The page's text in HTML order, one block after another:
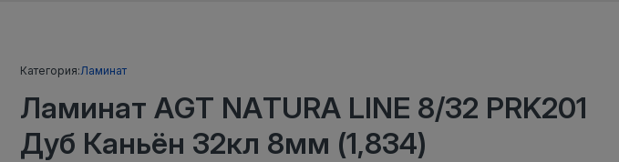
Категория:Ламинат
Ламинат AGT NATURA LINE 8/32 PRK201
Дуб Каньён 32кл 8мм (1,834)